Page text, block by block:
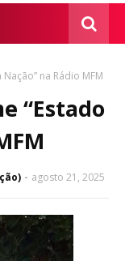
na Rádio MFM
“Estado
agosto 21, 2025